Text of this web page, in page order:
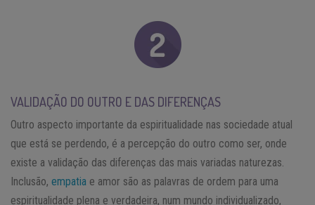
VALIDAÇÃO DO OUTRO E DAS DIFERENÇAS
Outro aspecto importante da espiritualidade nas sociedade atual
que está se perdendo, é a percepção do outro como ser, onde
existe a validação das diferenças das mais variadas naturezas.
Inclusão, empatia e amor são as palavras de ordem para uma
espiritualidade plena e verdadeira, num mundo individualizado,